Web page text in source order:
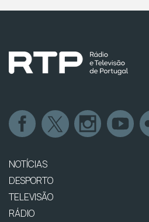
NOTÍCIAS
DESPORTO
TELEVISÃO
RÁDIO